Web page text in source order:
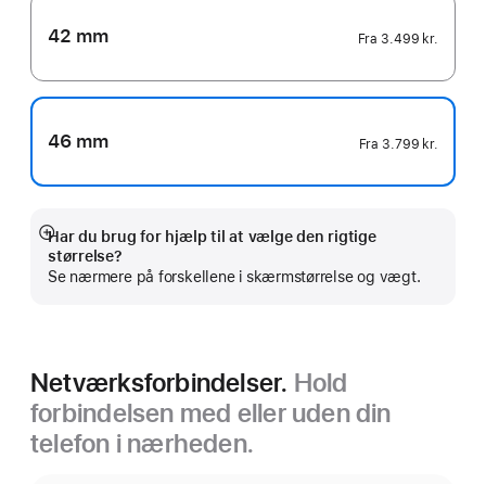
42 mm Fra 3.499 kr.
46 mm Fra 3.799 kr.
Har du brug for hjælp til at vælge den rigtige
størrelse?
Se nærmere på forskellene i skærmstørrelse og vægt.
Vis
mere
Netværksforbindelser. Hold
forbindelsen med eller uden din
telefon i nærheden.